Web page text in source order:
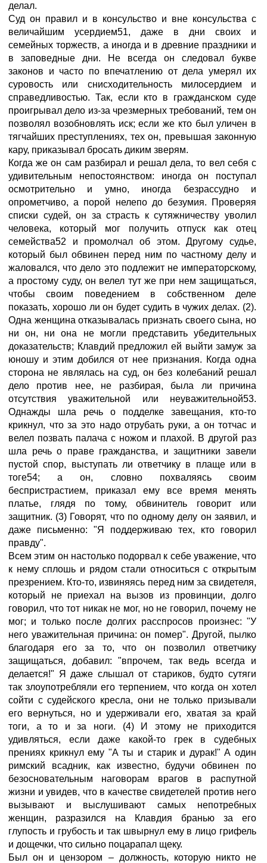
делал.
Суд он правил и в консульство и вне консульства с
величайшим усердием51, даже в дни своих и
семейных торжеств, а иногда и в древние праздники и
в заповедные дни. Не всегда он следовал букве
законов и часто по впечатлению от дела умерял их
суровость или снисходительность милосердием и
справедливостью. Так, если кто в гражданском суде
проигрывал дело из-за чрезмерных требований, тем он
позволял возобновлять иск; если же кто был уличен в
тягчайших преступлениях, тех он, превышая законную
кару, приказывал бросать диким зверям.
Когда же он сам разбирал и решал дела, то вел себя с
удивительным непостоянством: иногда он поступал
осмотрительно и умно, иногда безрассудно и
опрометчиво, а порой нелепо до безумия. Проверяя
списки судей, он за страсть к сутяжничеству уволил
человека, который мог получить отпуск как отец
семейства52 и промолчал об этом. Другому судье,
который был обвинен перед ним по частному делу и
жаловался, что дело это подлежит не императорскому,
а простому суду, он велел тут же при нем защищаться,
чтобы своим поведением в собственном деле
показать, хорошо ли он будет судить в чужих делах. (2).
Одна женщина отказывалась признать своего сына, но
ни он, ни она не могли представить убедительных
доказательств; Клавдий предложил ей выйти замуж за
юношу и этим добился от нее признания. Когда одна
сторона не являлась на суд, он без колебаний решал
дело против нее, не разбирая, была ли причина
отсутствия уважительной или неуважительной53.
Однажды шла речь о подделке завещания, кто-то
крикнул, что за это надо отрубать руки, а он тотчас и
велел позвать палача с ножом и плахой. В другой раз
шла речь о праве гражданства, и защитники завели
пустой спор, выступать ли ответчику в плаще или в
тоге54; а он, словно похваляясь своим
беспристрастием, приказал ему все время менять
платье, глядя по тому, обвинитель говорит или
защитник. (3) Говорят, что по одному делу он заявил, и
даже письменно: "Я поддерживаю тех, кто говорил
правду".
Всем этим он настолько подорвал к себе уважение, что
к нему сплошь и рядом стали относиться с открытым
презрением. Кто-то, извиняясь перед ним за свидетеля,
который не приехал на вызов из провинции, долго
говорил, что тот никак не мог, но не говорил, почему не
мог; и только после долгих расспросов произнес: "У
него уважительная причина: он помер". Другой, пылко
благодаря его за то, что он позволил ответчику
защищаться, добавил: "впрочем, так ведь всегда и
делается!" Я даже слышал от стариков, будто сутяги
так злоупотребляли его терпением, что когда он хотел
сойти с судейского кресла, они не только призывали
его вернуться, но и удерживали его, хватая за край
тоги, а то и за ноги. (4) И этому не приходится
удивляться, если даже какой-то грек в судебных
прениях крикнул ему "А ты и старик и дурак!" А один
римский всадник, как известно, будучи обвинен по
безосновательным наговорам врагов в распутной
жизни и увидев, что в качестве свидетелей против него
вызывают и выслушивают самых непотребных
женщин, разразился на Клавдия бранью за его
глупость и грубость и так швырнул ему в лицо грифель
и дощечки, что сильно поцарапал щеку.
Был он и цензором – должность, которую никто не